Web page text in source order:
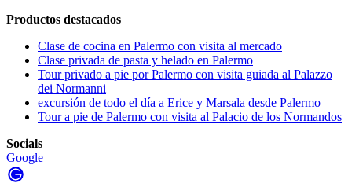
Productos destacados
Clase de cocina en Palermo con visita al mercado
Clase privada de pasta y helado en Palermo
Tour privado a pie por Palermo con visita guiada al Palazzo
dei Normanni
excursión de todo el día a Erice y Marsala desde Palermo
Tour a pie de Palermo con visita al Palacio de los Normandos
Socials
Google